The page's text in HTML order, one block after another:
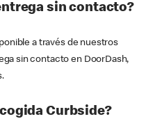
sin contacto?
a través de nuestros
sin contacto en DoorDash,
Curbside?